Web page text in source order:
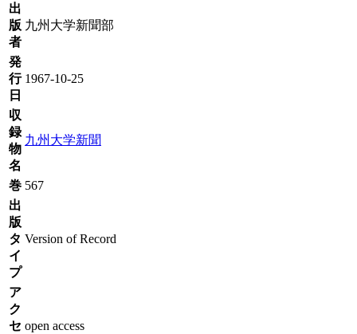
出
版
者
九州大学新聞部
発
行
日
1967-10-25
収
録
物
名
九州大学新聞
巻 567
出
版
タ
イ
プ
Version of Record
ア
ク
セ open access